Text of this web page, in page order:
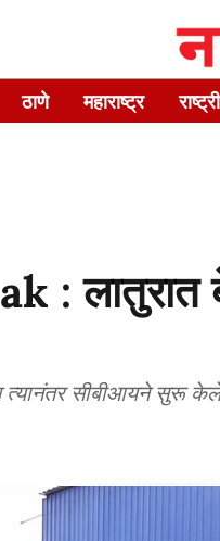
ठाणे महाराष्ट्र
: लातुरात
सीबीआयने सुरू